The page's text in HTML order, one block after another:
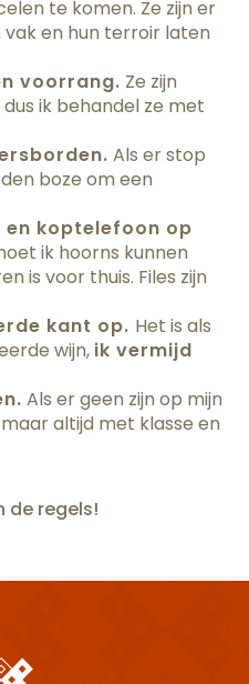
te komen. Ze zijn er
en hun terroir laten
voorrang. Ze zijn
ik behandel ze met
Als er stop
boze om een
en koptelefoon op
ik hoorns kunnen
is voor thuis. Files zijn
kant op. Het is als
wijn, ik vermijd
Als er geen zijn op mijn
altijd met klasse en
de regels!